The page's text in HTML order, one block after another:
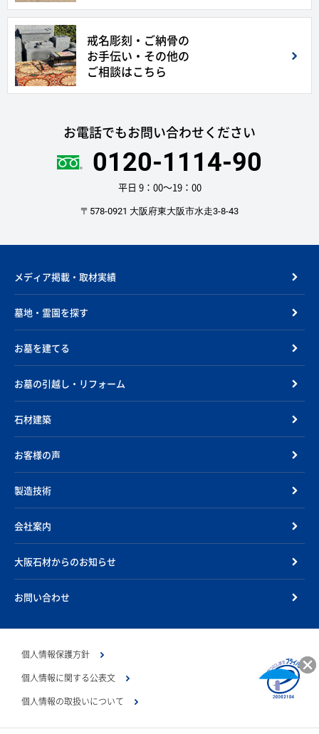
戒名彫刻・ご納骨の
お手伝い・その他の
ご相談はこちら
お電話でもお問い合わせください
0120-1114-90
平日 9：00〜19：00
〒578-0921 大阪府東大阪市水走3-8-43
メディア掲載・取材実績
墓地・霊園を探す
お墓を建てる
お墓の引越し・リフォーム
石材建築
お客様の声
製造技術
会社案内
大阪石材からのお知らせ
お問い合わせ
個人情報保護方針
個人情報に関する公表文
個人情報の取扱いについて